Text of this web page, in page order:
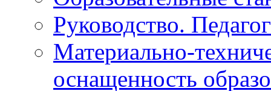
Руководство.
Материально-
оснащенность